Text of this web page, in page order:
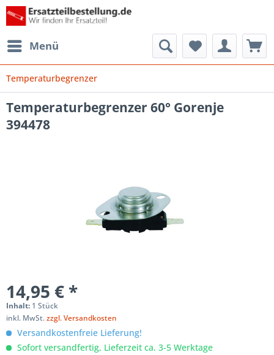
Menü
Temperaturbegrenzer
Temperaturbegrenzer 60° Gorenje
394478
14,95 € *
Inhalt: 1 Stück
inkl. MwSt.zzgl. Versandkosten
Versandkostenfreie Lieferung!
Sofort versandfertig, Lieferzeit ca. 3-5 Werktage